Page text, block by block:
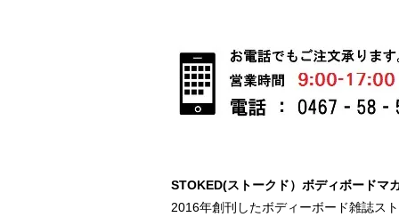
STOKED(ストークド）ボディボードマ
2016年創刊したボディーボード雑誌ス